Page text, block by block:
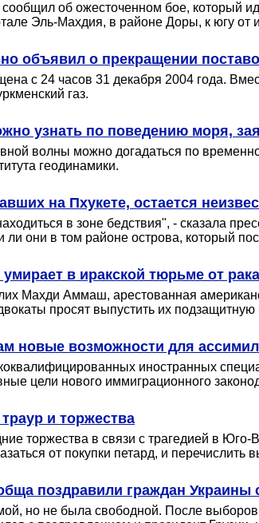
сообщил об ожесточенном бое,
Эль-Махдия, в районе Доры, к югу от
объявил о прекращении
с 24 часов 31 декабря 2004 года.
газ.
узнать по поведению моря,
волны можно догадаться по
геодинамики.
на Пхукете, остается
в зоне бедствия", - сказала
ли они в том районе острова, который
в иракской тюрьме от рака
Махди Аммаш, арестованная
просят выпустить их
новые возможности для
иностранных
цели нового иммиграционного
и торжества
торжества в связи с трагедией в
от покупки петард, и
поздравили граждан Украины
но не была свободной. После